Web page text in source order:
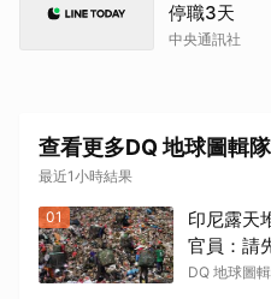
停職3天
中央通訊社
查看更多DQ 地球圖輯隊
最近1小時結果
01
印尼露天
官員：請
DQ 地球圖